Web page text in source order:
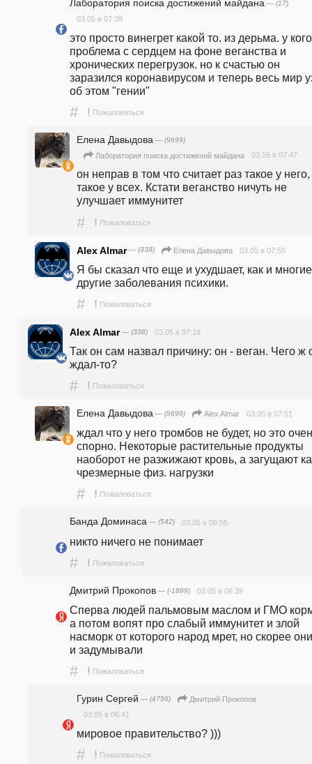
Лаборатория поиска достижений майдана — (17)
03.05 в 07:39
это просто винегрет какой то. из дерьма. у
проблема с сердцем на фоне веганства и
хронических перегрузок. но к счастью он
заразился коронавирусом и теперь весь мир
об этом "гении"
# ! Пожаловаться
Елена Давыдова — (9699)
Лаборатория поиска достижений майдана 03.05 в 07:47
он неправ в том что считает раз такое у него,
такое у всех. Кстати веганство ничуть не
улучшает иммунитет
# ! Пожаловаться
Alex Almar— (338) Елена Давыдова 03.05 в 07:55
Я бы сказал что еще и ухудшает, как и многие
другие заболевания психики.
# ! Пожаловаться
Alex Almar— (338) 03.05 в 07:18
Так он сам назвал причину: он - веган. Чего ж
ждал-то?
# ! Пожаловаться
Елена Давыдова — (9699) Alex Almar 03.05 в 07:51
ждал что у него тромбов не будет, но это
спорно. Некоторые растительные продукты
наоборот не разжижают кровь, а загущают
чрезмерные физ. нагрузки
# ! Пожаловаться
Банда Доминаса — (542) 03.05 в 06:55
никто ничего не понимает
# ! Пожаловаться
Дмитрий Прокопов — (-1899) 03.05 в 06:39
Сперва людей пальмовым маслом и ГМО
а потом вопят про слабый иммунитет и злой
насморк от которого народ мрет, но скорее
и задумывали
# ! Пожаловаться
Гурин Сергей — (4756)
Дмитрий Прокопов
03.05 в 06:41
мировое правительство? )))
# ! Пожаловаться